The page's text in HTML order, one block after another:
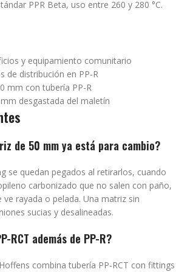
PPR Beta, uso entre 260 y 280 °C.
y equipamiento comunitario
de distribución en PP-R
mm con tubería PP-R
desgastada del maletín
de 50 mm ya está para cambio?
se quedan pegados al retirarlos, cuando
carbonizado que no salen con paño,
rayada o pelada. Una matriz sin
sucias y desalineadas.
RCT además de PP-R?
combina tubería PP-RCT con fittings